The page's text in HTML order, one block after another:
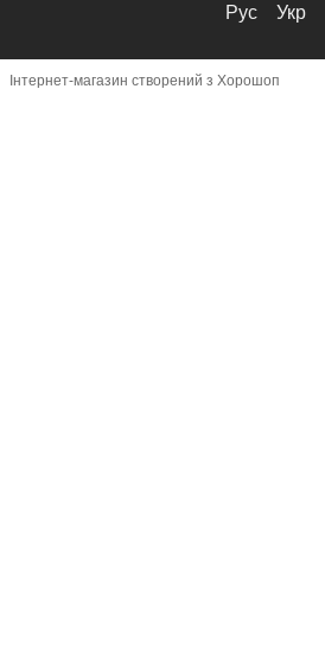
Рус Укр
Інтернет-магазин створений з Хорошоп